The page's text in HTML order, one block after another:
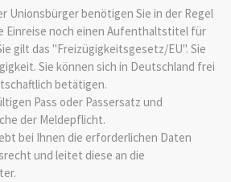
Unionsbürger benötigen Sie in der Regel
Einreise noch einen Aufenthaltstitel für
gilt das "Freizügigkeitsgesetz/EU". Sie
Sie können sich in Deutschland frei
betätigen.
Pass oder Passersatz und
der Meldepflicht.
bei Ihnen die erforderlichen Daten
und leitet diese an die